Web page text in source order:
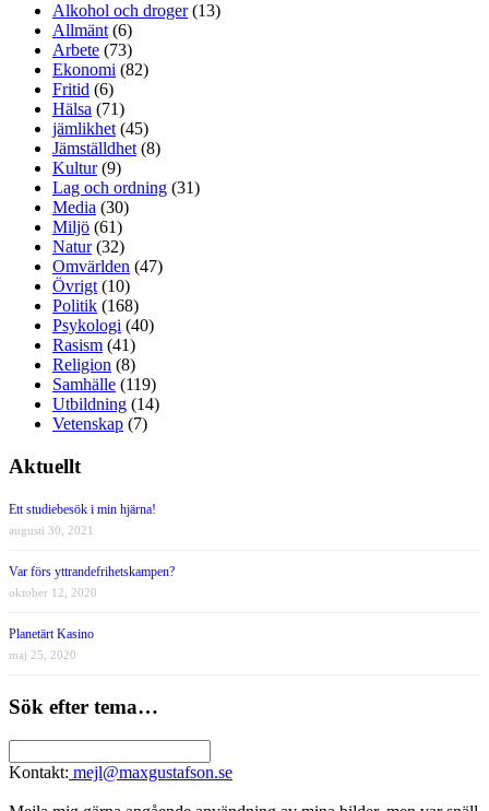
Alkohol och droger(13)
Allmänt (6)
Arbete (73)
Ekonomi (82)
Fritid (6)
Hälsa (71)
jämlikhet (45)
Jämställdhet (8)
Kultur(9)
Lag och ordning (31)
Media (30)
Miljö (61)
Natur(32)
Omvärlden (47)
Övrigt (10)
Politik (168)
Psykologi (40)
Rasism (41)
Religion (8)
Samhälle (119)
Utbildning (14)
Vetenskap (7)
Aktuellt
Ett studiebesök i min hjärna!
augusti 30, 2021
Var förs yttrandefrihetskampen?
oktober 12, 2020
Planetärt Kasino
maj 25, 2020
Sök efter tema…
Kontakt: mejl@maxgustafson.se